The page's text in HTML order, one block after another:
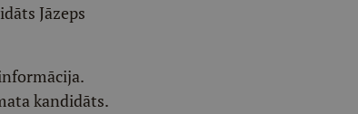
Jāzeps
kandidāts.